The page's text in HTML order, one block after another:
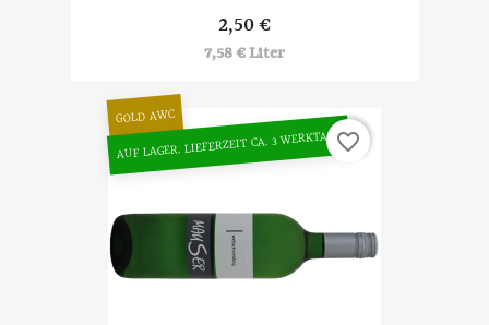
2,50 €
7,58 € Liter
GOLD AWC
AUF LAGER. LIEFERZEIT CA. 3 WERKTAGEfavorite_border